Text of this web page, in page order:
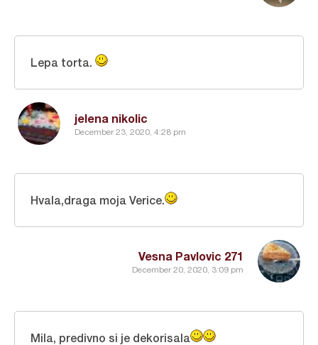
jelena nikolic
December 23, 2020, 4:28 pm
Lepa torta.
Vesna Pavlovic 271
December 20, 2020, 3:09 pm
Hvala,draga moja Verice.
Mila, predivno si je dekorisala